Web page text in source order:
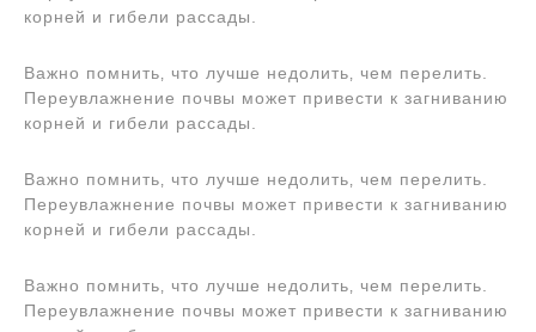
корней и гибели рассады.
Важно помнить‚ что лучше недолить‚ чем перелить.
Переувлажнение почвы может привести к загниванию
корней и гибели рассады.
Важно помнить‚ что лучше недолить‚ чем перелить.
Переувлажнение почвы может привести к загниванию
корней и гибели рассады.
Важно помнить‚ что лучше недолить‚ чем перелить.
Переувлажнение почвы может привести к загниванию